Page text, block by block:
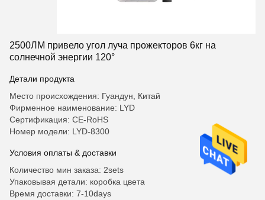
2500ЛМ привело угол луча прожекторов 6кг на
солнечной энергии 120°
Детали продукта
Место происхождения: Гуандун, Китай
Фирменное наименование: LYD
Сертификация: CE-RoHS
Номер модели: LYD-8300
Условия оплаты & доставки
Количество мин заказа: 2sets
Упаковывая детали: коробка цвета
Время доставки: 7-10days